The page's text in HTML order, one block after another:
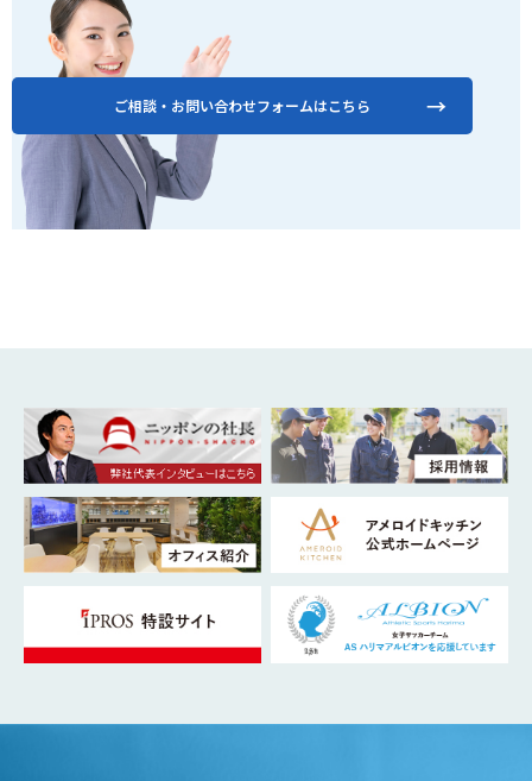
ご相談・お問い合わせフォームはこちら